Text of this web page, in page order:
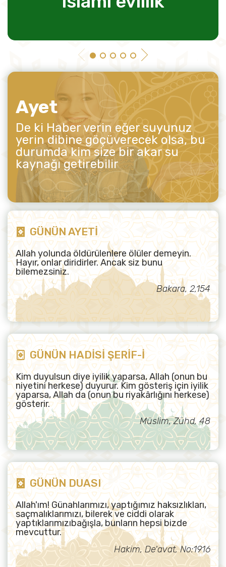
Ayet
De ki Haber verin eğer suyunuz
yerin dibine göçüverecek olsa, bu
durumda kim size bir akar su
kaynağı getirebilir
GÜNÜN AYETİ
Allah yolunda öldürülenlere ölüler demeyin.
Hayır, onlar diridirler. Ancak siz bunu
bilemezsiniz.
Bakara, 2,154
GÜNÜN HADİSİ ŞERİF-İ
Kim duyulsun diye iyilik yaparsa, Allah (onun bu
niyetini herkese) duyurur. Kim gösteriş için iyilik
yaparsa, Allah da (onun bu riyakârlığını herkese)
gösterir.
Müslim, Zühd, 48
GÜNÜN DUASI
Allah'ım! Günahlarımızı, yaptığımız haksızlıkları,
saçmalıklarımızı, bilerek ve ciddi olarak
yaptıklarımızıbağışla, bunların hepsi bizde
mevcuttur.
Hakim, De'avat, No:1916